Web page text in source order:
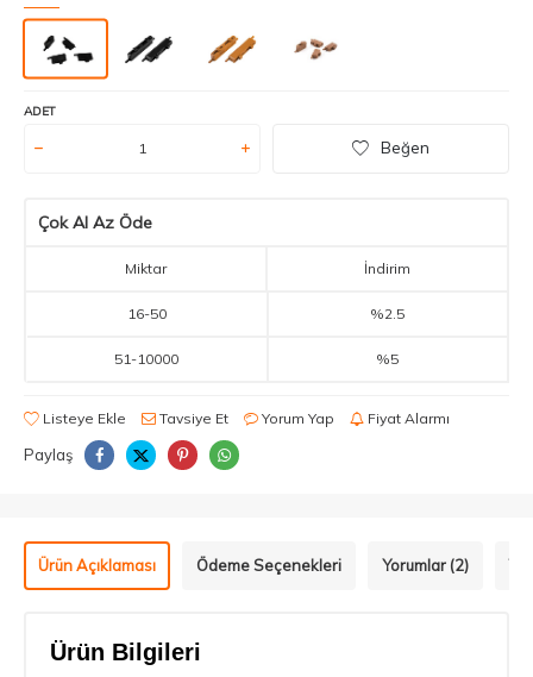
ADET
Beğen
Çok Al Az Öde
Miktar İndirim
16-50 %2.5
51 -10000 %5
Listeye Ekle Tavsiye Et Yorum Yap Fiyat Alarmı
Paylaş
Ürün Açıklaması Ödeme Seçenekleri Yorumlar (2)
Ürün Bilgileri